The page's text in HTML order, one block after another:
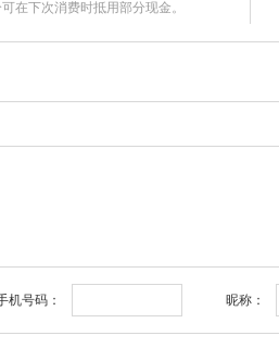
在下次消费时抵用部分现金。
昵称：
机号码：